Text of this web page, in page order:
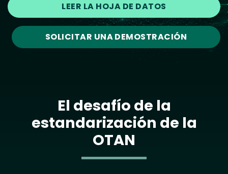
LEER LA HOJA DE DATOS
SOLICITAR UNA DEMOSTRACIÓN
El desafío de la
estandarización de la
OTAN